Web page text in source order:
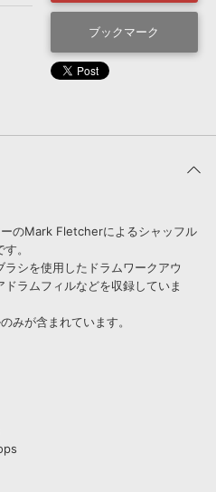
ブックマーク
ーのMark Fletcherによるシャッフル
。
シを使用したドラムワークアウ
ラムフィルなどを収録していま
みが含まれています。